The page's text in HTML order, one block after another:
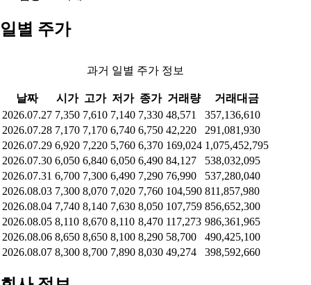
일별 주가
과거 일별 주가 정보
날짜 시가 고가 저가 종가 거래량
거래대금
2026.07.27 7,350 7,610 7,140 7,330 48,571
357,136,610
2026.07.28 7,170 7,170 6,740 6,750 42,220
291,081,930
2026.07.29 6,920 7,220 5,760 6,370 169,024 1,075,452,795
2026.07.30 6,050 6,840 6,050 6,490 84,127
538,032,095
2026.07.31 6,700 7,300 6,490 7,290 76,990
537,280,040
2026.08.03 7,300 8,070 7,020 7,760 104,590 811,857,980
2026.08.04 7,740 8,140 7,630 8,050 107,759 856,652,300
2026.08.05 8,110 8,670 8,110 8,470 117,273 986,361,965
2026.08.06 8,650 8,650 8,100 8,290 58,700
490,425,100
2026.08.07 8,300 8,700 7,890 8,030 49,274 398,592,660